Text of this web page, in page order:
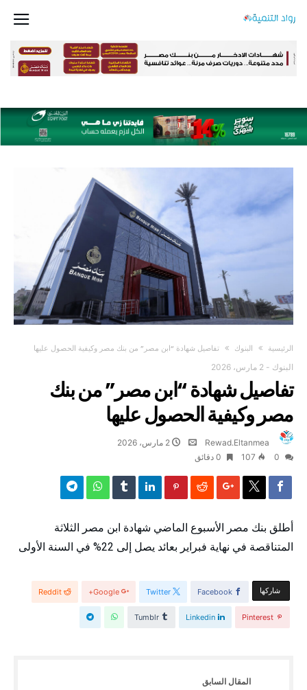
‫الرئيسية‬ البنوك تفاصيل شهادة “ابن مصر” من بنك مصر وكيفية الحصول عليها
البنوك - 2 مارس، 2026
تفاصيل شهادة “ابن مصر” من بنك
مصر وكيفية الحصول عليها
Rewad.Eltanmea
2 مارس، 2026
107 0 ‫دقائق‬
أطلق بنك مصر الأسبوع الماضي شهادة ابن مصر الثلاثة
المتناقصة في نهاية فبراير بعائد يصل إلى 22% في السنة الأولى
‫‫ شاركها‬ Facebook
Twitter
Google+
Reddit
Pinterest
Linkedin
Tumblr